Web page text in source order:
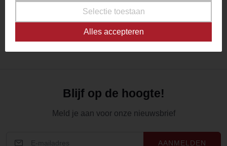
Blijf op de hoogte!
Meld je aan voor onze nieuwsbrief
AANMELDEN
Selectie toestaan
Alles accepteren